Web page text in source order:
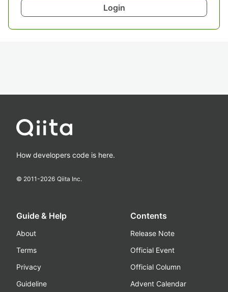
Login
How developers code is here.
© 2011-2026 Qiita Inc.
Guide & Help
About
Terms
Privacy
Guideline
Contents
Release Note
Official Event
Official Column
Advent Calendar